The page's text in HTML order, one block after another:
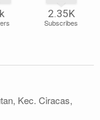
2.35K
Subscribes
Kec. Ciracas,